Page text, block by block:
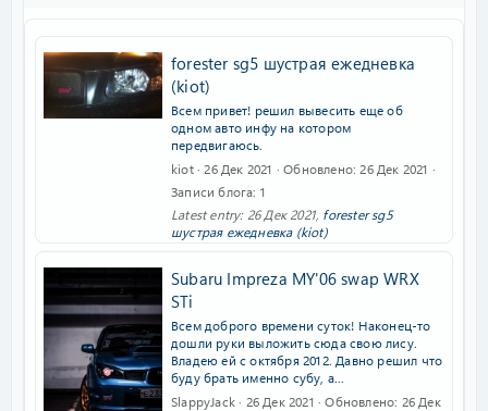
forester sg5 шустрая ежедневка
(kiot)
Всем привет! решил вывесить еще об
одном авто инфу на котором
передвигаюсь.
kiot
26 Дек 2021 Обновлено 26 Дек 2021
Записи блога 1
Latest entry: 26 Дек 2021, forester sg5
шустрая ежедневка (kiot)
Subaru Impreza MY'06 swap WRX
STi
Всем доброго времени суток! Наконец-то
дошли руки выложить сюда свою лису.
Владею ей с октября 2012. Давно решил что
буду брать именно субу, а...
SlappyJack
26 Дек 2021 Обновлено 26 Дек